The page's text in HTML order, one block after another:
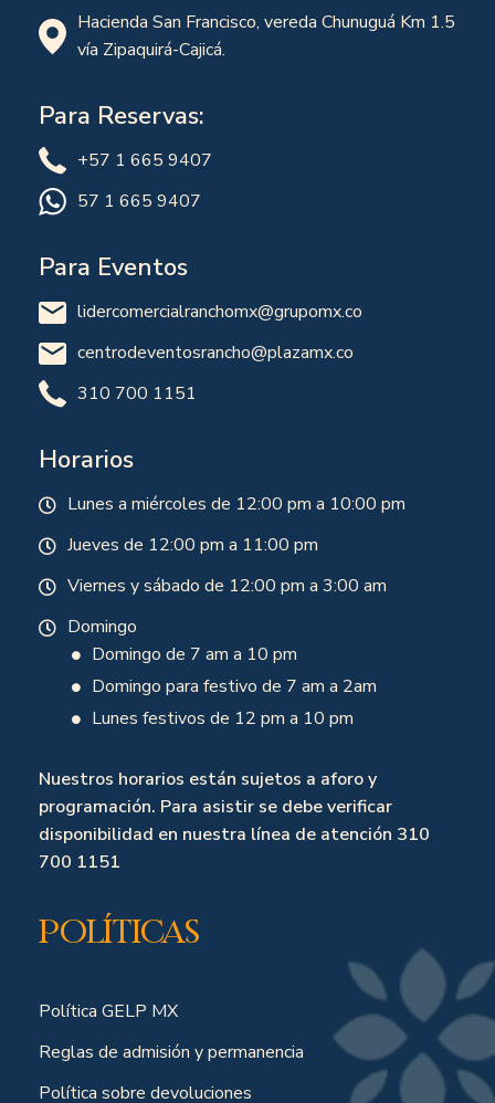
Hacienda San Francisco, vereda Chunuguá Km 1.5
vía Zipaquirá-Cajicá.
Para Reservas:
+57 1 665 9407
57 1 665 9407
Para Eventos
lidercomercialranchomx@grupomx.co
centrodeventosrancho@plazamx.co
310 700 1151
Horarios
Lunes a miércoles de 12:00 pm a 10:00 pm
Jueves de 12:00 pm a 11:00 pm
Viernes y sábado de 12:00 pm a 3:00 am
Domingo
Domingo de 7 am a 10 pm
Domingo para festivo de 7 am a 2am
Lunes festivos de 12 pm a 10 pm
Nuestros horarios están sujetos a aforo y
programación. Para asistir se debe verificar
disponibilidad en nuestra línea de atención 310
700 1151
Políticas
Política GELP MX
Reglas de admisión y permanencia
Política sobre devoluciones